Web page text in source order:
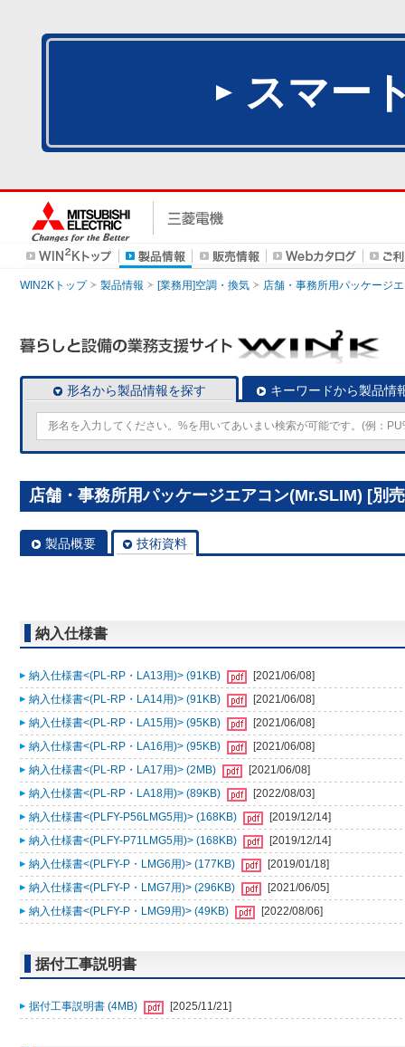
スマー
WIN2Kトップ 製品情報 [業務用]空調・換気 店舗・事務所用パッケージ
形名から製品情報を探す キーワードから製品情
店舗・事務所用パッケージエアコン(Mr.SLIM) [別
製品概要 技術資料
納入仕様書
納入仕様書<(PL-RP・LA13用)> (91KB)
[2021/06/08]
納入仕様書<(PL-RP・LA14用)> (91KB)
[2021/06/08]
納入仕様書<(PL-RP・LA15用)> (95KB)
[2021/06/08]
納入仕様書<(PL-RP・LA16用)> (95KB)
[2021/06/08]
納入仕様書<(PL-RP・LA17用)> (2MB)
[2021/06/08]
納入仕様書<(PL-RP・LA18用)> (89KB)
[2022/08/03]
納入仕様書<(PLFY-P56LMG5用)> (168KB)
[2019/12/14]
納入仕様書<(PLFY-P71LMG5用)> (168KB)
[2019/12/14]
納入仕様書<(PLFY-P・LMG6用)> (177KB)
[2019/01/18]
納入仕様書<(PLFY-P・LMG7用)> (296KB)
[2021/06/05]
納入仕様書<(PLFY-P・LMG9用)> (49KB)
[2022/08/06]
据付工事説明書
据付工事説明書 (4MB) [2025/11/21]